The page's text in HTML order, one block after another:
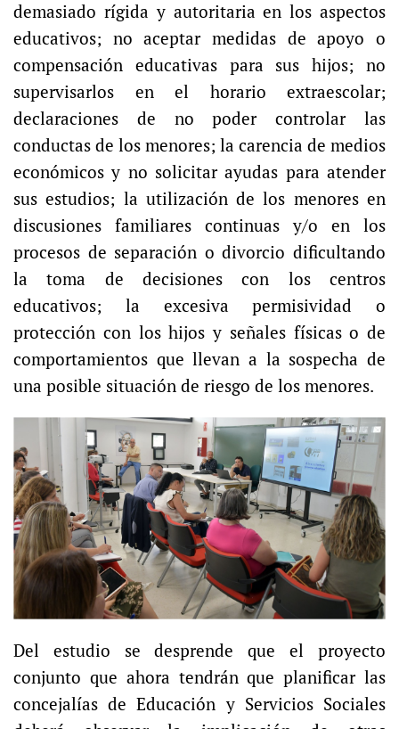
demasiado rígida y autoritaria en los aspectos
educativos; no aceptar medidas de apoyo o
compensación educativas para sus hijos; no
supervisarlos en el horario extraescolar;
declaraciones de no poder controlar las
conductas de los menores; la carencia de medios
económicos y no solicitar ayudas para atender
sus estudios; la utilización de los menores en
discusiones familiares continuas y/o en los
procesos de separación o divorcio dificultando
la toma de decisiones con los centros
educativos; la excesiva permisividad o
protección con los hijos y señales físicas o de
comportamientos que llevan a la sospecha de
una posible situación de riesgo de los menores.
Del estudio se desprende que el proyecto
conjunto que ahora tendrán que planificar las
concejalías de Educación y Servicios Sociales